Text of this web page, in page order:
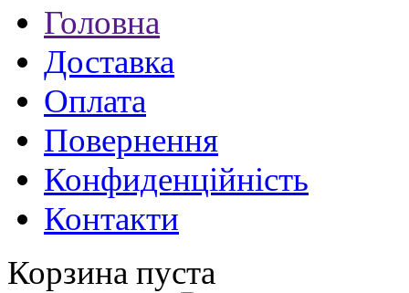
Головна
Доставка
Оплата
Повернення
Конфиденційність
Контакти
Корзина пуста